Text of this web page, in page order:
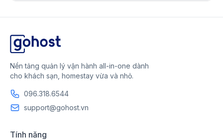
Nền tảng quản lý vận hành all-in-one dành
cho khách sạn, homestay vừa và nhỏ.
096.318.6544
support@gohost.vn
Tính năng